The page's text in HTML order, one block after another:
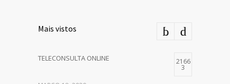
Mais vistos
TELECONSULTA ONLINE 2166
3